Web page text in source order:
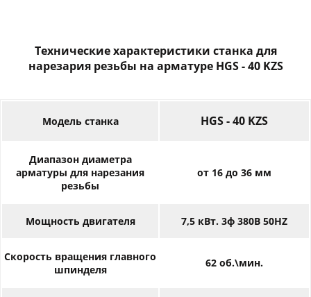
Технические характеристики станка для
нарезария резьбы на арматуре HGS - 40 KZS
Модель станка HGS - 40 KZS
Диапазон диаметра
арматуры для нарезания
резьбы
от 16 до 36 мм
Мощность двигателя 7,5 кВт. 3ф 380В 50HZ
Скорость вращения главного
шпинделя
62 об.\мин.